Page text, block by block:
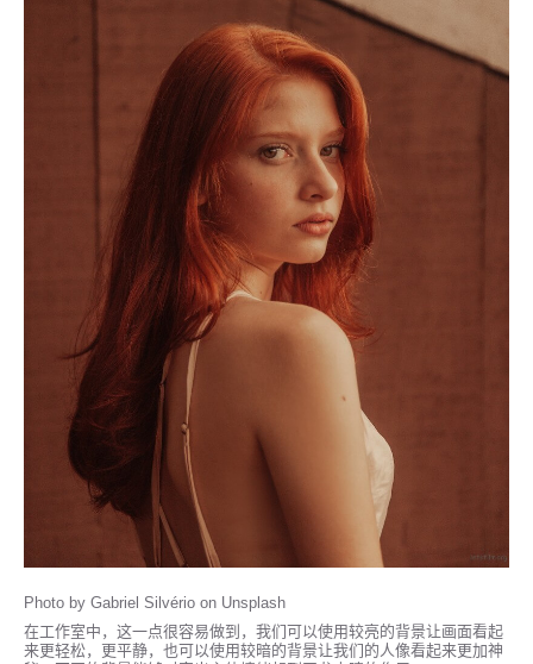
Photo by Gabriel Silvério on Unsplash
在工作室中，这一点很容易做到，我们可以使用较亮的背景让画面看起
来更轻松，更平静，也可以使用较暗的背景让我们的人像看起来更加神